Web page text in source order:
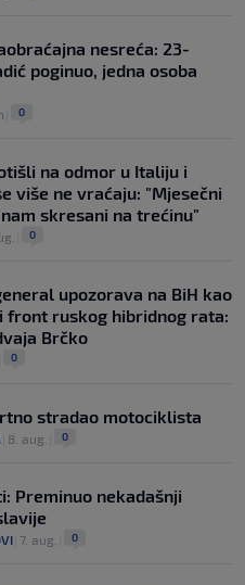
nesreća: 23-
poginuo, jedna osoba
0
na odmor u Italiju i
više ne vraćaju: "Mjesečni
skresani na trećinu"
0
upozorava na BiH kao
front ruskog hibridnog rata:
Brčko
0
stradao motociklista
8. aug. 0
Preminuo nekadašnji
7. aug. 0